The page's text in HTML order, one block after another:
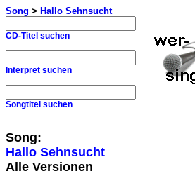
Song > Hallo Sehnsucht
CD-Titel suchen
Interpret suchen
Songtitel suchen
Song:
Hallo Sehnsucht
Alle Versionen